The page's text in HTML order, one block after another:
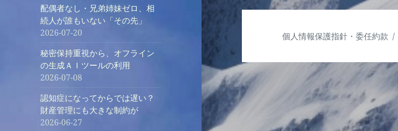
配偶者なし・兄弟姉妹ゼロ、相
続人が誰もいない「その先」
2026-07-20
秘密保持重視から、オフライン
の生成ＡＩツールの利用
2026-07-08
認知症になってからでは遅い？
財産管理にも大きな制約が
2026-06-27
個人情報保護指針・委任約款